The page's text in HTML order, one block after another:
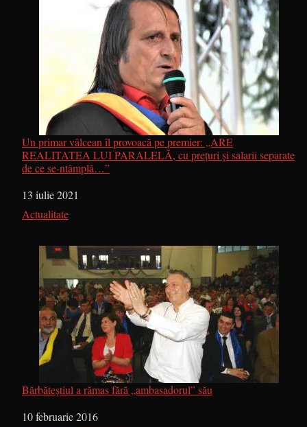
Un primar vâlcean îl provoacă pe premier: „ARE
REALITATEA LUI PARALELĂ, cu prețuri și salarii separate
de ce se-ntâmplă…”
Dată
13 iulie 2021
În legătură cu
Actualitate
Bărbăteștiul a rămas fără „ambasadorul” său
Dată
10 februarie 2016